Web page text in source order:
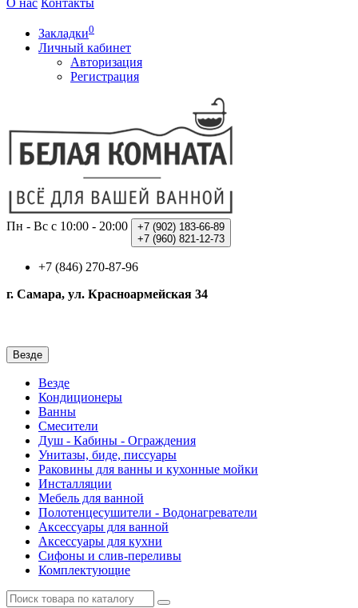
О нас Контакты
Закладки0
Личный кабинет
Авторизация
Регистрация
Пн - Вс с 10:00 - 20:00 +7 (902) 183-66-89
+7 (960) 821-12-73
+7 (846) 270-87-96
г. Самара, ул. Красноармейская 34
Везде
Везде
Кондиционеры
Ванны
Смесители
Душ - Кабины - Ограждения
Унитазы, биде, писсуары
Раковины для ванны и кухонные мойки
Инсталляции
Мебель для ванной
Полотенцесушители - Водонагреватели
Аксессуары для ванной
Аксессуары для кухни
Сифоны и слив-переливы
Комплектующие